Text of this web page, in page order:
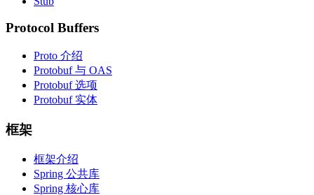
Protocol Buffers
Proto 介绍
Protobuf 与 OAS
Protobuf 选项
Protobuf 实体
框架
框架介绍
Spring 公共库
Spring 核心库